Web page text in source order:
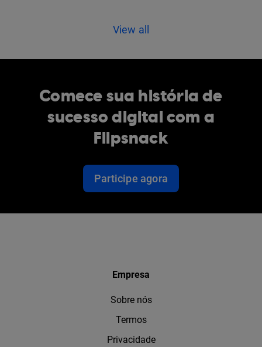
View all
Comece sua história de
sucesso digital com a
Flipsnack
Participe agora
Empresa
Sobre nós
Termos
Privacidade